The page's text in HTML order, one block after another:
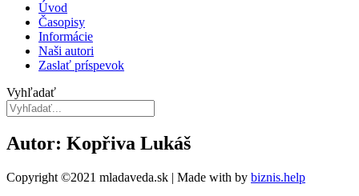
Úvod
Časopisy
Informácie
Naši autori
Zaslať príspevok
Vyhľadať
Autor: Kopřiva Lukáš
Copyright ©2021 mladaveda.sk | Made with by biznis.help